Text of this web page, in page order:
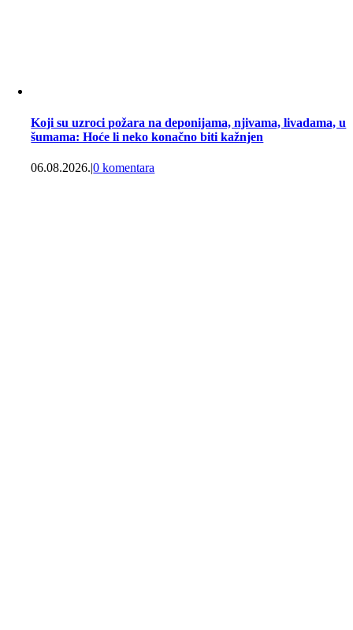
Koji su uzroci požara na deponijama, njivama, livadama, u
šumama: Hoće li neko konačno biti kažnjen
06.08.2026.|0 komentara